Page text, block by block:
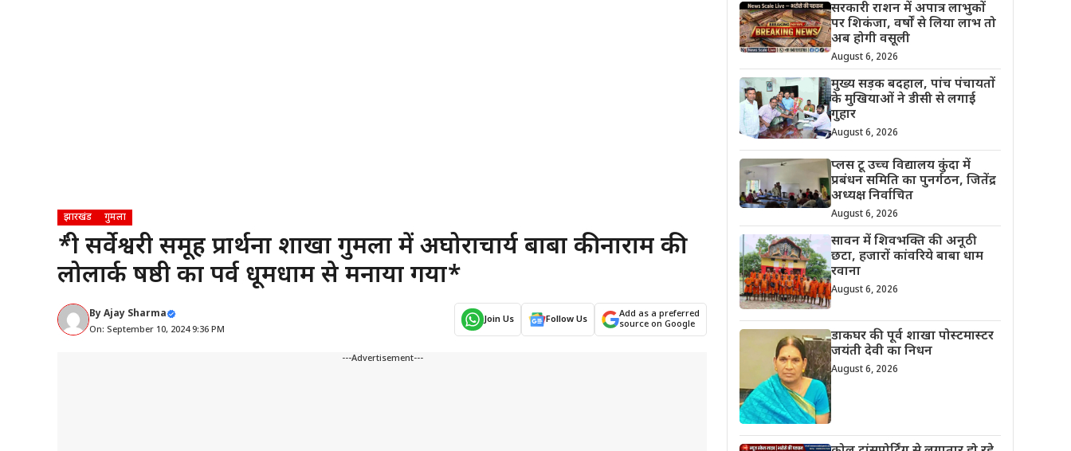
झारखंड गुमला
*श्री सर्वेश्वरी समूह प्रार्थना शाखा गुमला में अघोराचार्य बाबा कीनाराम की
लोलार्क षष्ठी का पर्व धूमधाम से मनाया गया*
ByAjay Sharma
On: September 10, 2024 9:36 PM
Join Us Follow Us
Add as a preferred
source on Google
---Advertisement---
सरकारी राशन में अपात्र लाभुकों
पर शिकंजा, वर्षों से लिया लाभ तो
अब होगी वसूली
August 6, 2026
मुख्य सड़क बदहाल, पांच पंचायतों
के मुखियाओं ने डीसी से लगाई
गुहार
August 6, 2026
प्लस टू उच्च विद्यालय कुंदा में
प्रबंधन समिति का पुनर्गठन, जितेंद्र
अध्यक्ष निर्वाचित
August 6, 2026
सावन में शिवभक्ति की अनूठी
छटा, हजारों कांवरिये बाबा धाम
रवाना
August 6, 2026
डाकघर की पूर्व शाखा पोस्टमास्टर
जयंती देवी का निधन
August 6, 2026